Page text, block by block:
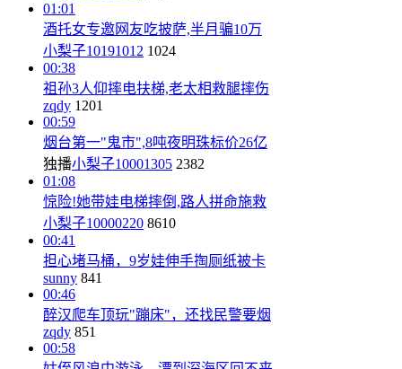
01:01
酒托女专邀网友吃披萨,半月骗10万
小梨子10191012 1024
00:38
祖孙3人仰摔电扶梯,老太相救腿摔伤
zqdy 1201
00:59
烟台第一"鬼市",8吨夜明珠标价26亿
独播小梨子10001305 2382
01:08
惊险!她带娃电梯摔倒,路人拼命施救
小梨子10000220 8610
00:41
担心堵马桶，9岁娃伸手掏厕纸被卡
sunny 841
00:46
醉汉爬车顶玩"蹦床"，还找民警要烟
zqdy 851
00:58